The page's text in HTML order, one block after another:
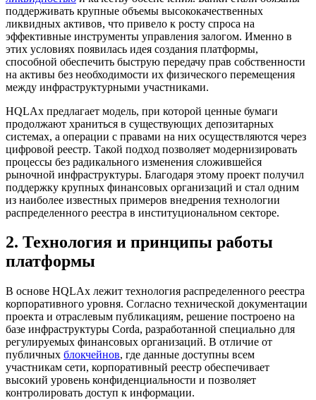
поддерживать крупные объемы высококачественных
ликвидных активов, что привело к росту спроса на
эффективные инструменты управления залогом. Именно в
этих условиях появилась идея создания платформы,
способной обеспечить быструю передачу прав собственности
на активы без необходимости их физического перемещения
между инфраструктурными участниками.
HQLAx предлагает модель, при которой ценные бумаги
продолжают храниться в существующих депозитарных
системах, а операции с правами на них осуществляются через
цифровой реестр. Такой подход позволяет модернизировать
процессы без радикального изменения сложившейся
рыночной инфраструктуры. Благодаря этому проект получил
поддержку крупных финансовых организаций и стал одним
из наиболее известных примеров внедрения технологии
распределенного реестра в институциональном секторе.
2. Технология и принципы работы
платформы
В основе HQLAx лежит технология распределенного реестра
корпоративного уровня. Согласно технической документации
проекта и отраслевым публикациям, решение построено на
базе инфраструктуры Corda, разработанной специально для
регулируемых финансовых организаций. В отличие от
публичных блокчейнов, где данные доступны всем
участникам сети, корпоративный реестр обеспечивает
высокий уровень конфиденциальности и позволяет
контролировать доступ к информации.